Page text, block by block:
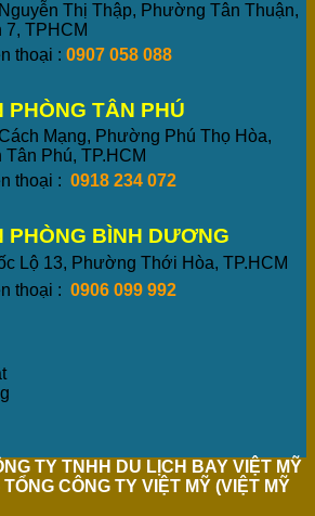
Thị Thập, Phường Tân Thuận,
7, TPHCM
thoại : 0907 058 088
PHÒNG TÂN PHÚ
Mạng, Phường Phú Thọ Hòa,
Tân Phú, TP.HCM
thoại : 0918 234 072
PHÒNG BÌNH DƯƠNG
Lộ 13, Phường Thới Hòa, TP.HCM
thoại : 0906 099 992
TY TNHH DU LỊCH BAY VIỆT MỸ
CÔNG TY VIỆT MỸ (VIỆT MỸ